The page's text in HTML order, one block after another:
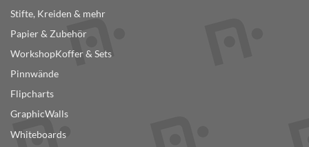
auf
der
gewählt
werden
Stifte, Kreiden & mehr
Papier & Zubehör
WorkshopKoffer & Sets
Pinnwände
Flipcharts
GraphicWalls
Whiteboards